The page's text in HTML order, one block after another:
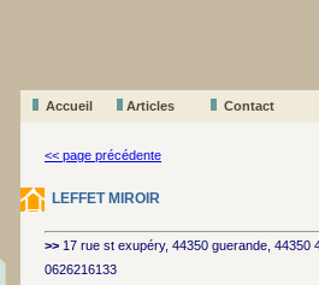
Accueil Articles
Contact
<< page précédente
LEFFET MIROIR
>> 17 rue st exupéry, 44350 guerande, 44350
0626216133